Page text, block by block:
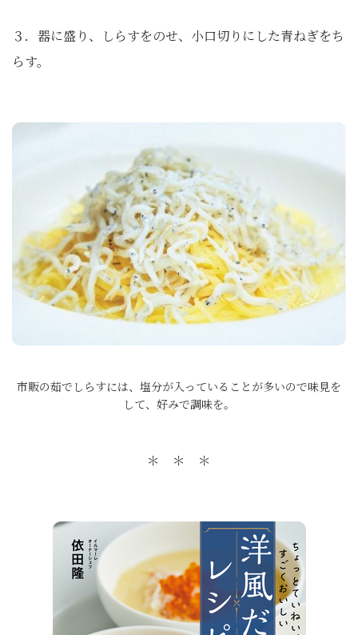
３．器に盛り、しらすをのせ、小口切りにした青ねぎをち
らす。
市販の茹でしらすには、塩分が入っていることが多いので味見を
して、好みで調味を。
＊ ＊ ＊